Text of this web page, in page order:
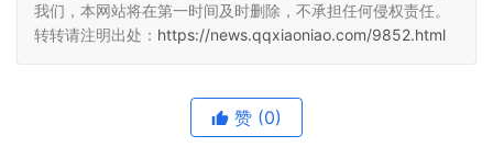
我们，本网站将在第一时间及时删除，不承担任何侵权责任。
转转请注明出处： https://news.qqxiaoniao.com/9852.html
赞 (0)